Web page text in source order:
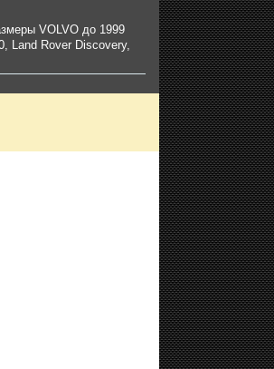
VOLVO до 1999
Land Rover Discovery,